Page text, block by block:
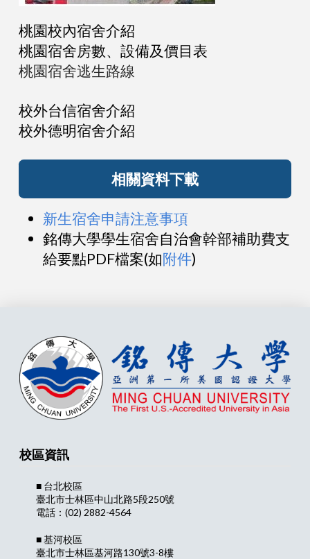
桃園校內宿舍介紹
桃園宿舍房數、設備及價目表
桃園宿舍逃生路線
校外台信宿舍介紹
校外德明宿舍介紹
相關資料下載
新生宿舍申請注意事項
銘傳大學學生宿舍自治會幹部補助費支
給要點PDF檔案(如附件)
校區資訊
■ 台北校區
臺北市士林區中山北路5段250號
電話：(02) 2882-4564
■ 基河校區
臺北市士林區基河路130號3-8樓